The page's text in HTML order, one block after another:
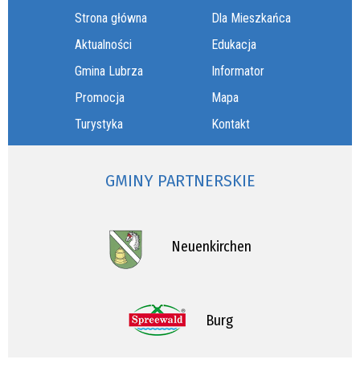
Strona główna
Aktualności
Gmina Lubrza
Promocja
Turystyka
Dla Mieszkańca
Edukacja
Informator
Mapa
Kontakt
GMINY PARTNERSKIE
Neuenkirchen
Burg